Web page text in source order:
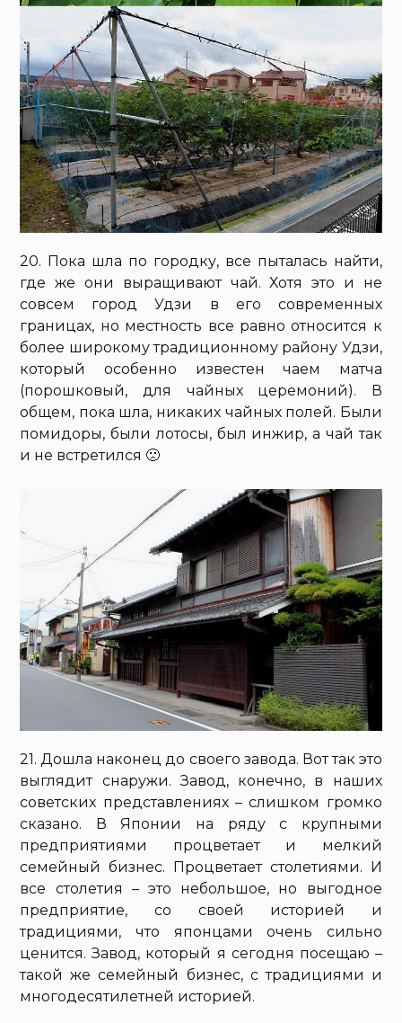
20. Пока шла по городку, все пыталась найти,
где же они выращивают чай. Хотя это и не
совсем город Удзи в его современных
границах, но местность все равно относится к
более широкому традиционному району Удзи,
который особенно известен чаем матча
(порошковый, для чайных церемоний). В
общем, пока шла, никаких чайных полей. Были
помидоры, были лотосы, был инжир, а чай так
и не встретился 🙁
21. Дошла наконец до своего завода. Вот так это
выглядит снаружи. Завод, конечно, в наших
советских представлениях – слишком громко
сказано. В Японии на ряду с крупными
предприятиями процветает и мелкий
семейный бизнес. Процветает столетиями. И
все столетия – это небольшое, но выгодное
предприятие, со своей историей и
традициями, что японцами очень сильно
ценится. Завод, который я сегодня посещаю –
такой же семейный бизнес, с традициями и
многодесятилетней историей.